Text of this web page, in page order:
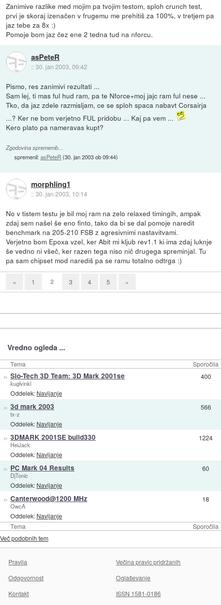
Zanimive razlike med mojim pa tvojim testom, sploh crunch test,
prvi je skoraj izenačen v frugemu me prehitiš za 100%, v tretjem pa
jaz tebe za 8x :)
Pomoje bom jaz čez ene 2 tedna tud na nforcu.
asPeteR
::30. jan 2003, 09:42
Pismo, res zanimivi rezultati ...
Sam lej, ti mas ful hud ram, pa te Nforce+moj jajc ram ful nese ...
Tko, da jaz zdele razmisljam, ce se sploh spaca nabavt Corsairja
...? Ker ne bom verjetno FUL pridobu ... Kaj pa vem ...
Kero plato pa nameravas kupt?
Zgodovina sprememb…
spremenil:asPeteR(30. jan 2003 ob 09:44)
morphling1
::30. jan 2003, 10:14
No v tistem testu je bil moj ram na zelo relaxed timingih, ampak
zdaj sem našel še eno finto, tako da bi se dal pomoje naredit
benchmark na 205-210 FSB z agresivnimi nastavitvami.
Verjetno bom Epoxa vzel, ker Abit mi kljub rev1.1 ki ima zdaj luknje
še vedno ni všeč, ker razen tega niso nič drugega spreminjal. Tu
pa sam chipset mod narediš pa se ramu totalno odtrga :)
« 1 2 3 4 5 »
Vredno ogleda ...
Tema Sporočila
Tema Sporočila
» Slo-Tech 3D Team: 3D Mark 2001se
kuglvinkl
Oddelek: Navijanje
400
» 3d mark 2003
tx-z
Oddelek: Navijanje
566
» 3DMARK 2001SE build330
HeiJack
Oddelek: Navijanje
1224
» PC Mark 04 Results
DjTonic
Oddelek: Navijanje
60
» Canterwood@1200 MHz
OwcA
Oddelek: Navijanje
18
Več podobnih tem
Pravila
Večina pravic pridržanih
Odgovornost
Oglaševanje
Kontakt
ISSN 1581-0186